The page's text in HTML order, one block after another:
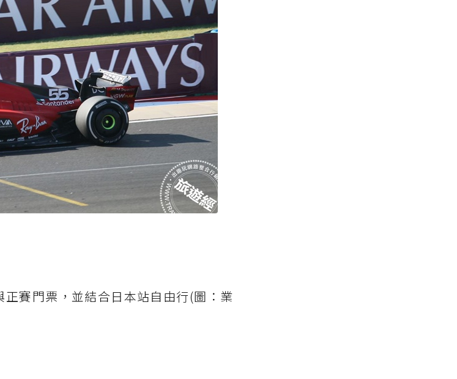
賽門票，並結合日本站自由行(圖：業